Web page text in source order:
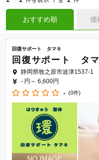
おすすめ順 価
回復サポート タマキ
回復サポート タ
静岡県牧之原市波津1537-1
- 円～ 6,600円
- (0件)